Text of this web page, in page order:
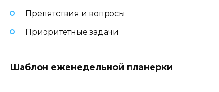
Препятствия и вопросы
Приоритетные задачи
Шаблон еженедельной планерки